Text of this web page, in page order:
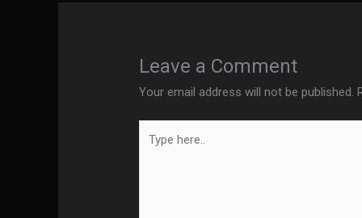
Leave a Comment
Your email address will not be published.
here..